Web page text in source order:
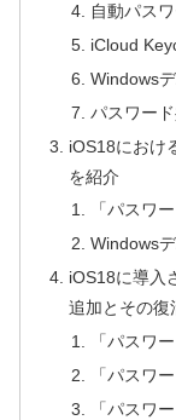
自動パス
iCloud
Windows
パスワー
iOS18におけ
を紹介
「パスワ
Windows
iOS18に導入
追加とその復
「パスワ
「パスワ
「パスワ